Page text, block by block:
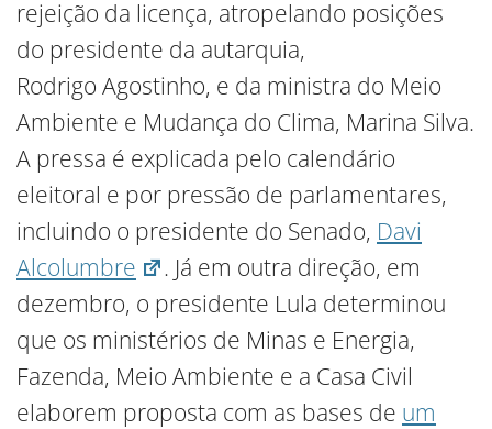
rejeição da licença, atropelando posições
do presidente da autarquia,
Rodrigo Agostinho, e da ministra do Meio
Ambiente e Mudança do Clima, Marina Silva.
A pressa é explicada pelo calendário
eleitoral e por pressão de parlamentares,
incluindo o presidente do Senado, Davi
Alcolumbre
. Já em outra direção, em
dezembro, o presidente Lula determinou
que os ministérios de Minas e Energia,
Fazenda, Meio Ambiente e a Casa Civil
elaborem proposta com as bases de um